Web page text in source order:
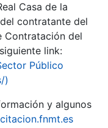
Casa de la
contratante del
Contratación del
link:
Público
)
y algunos